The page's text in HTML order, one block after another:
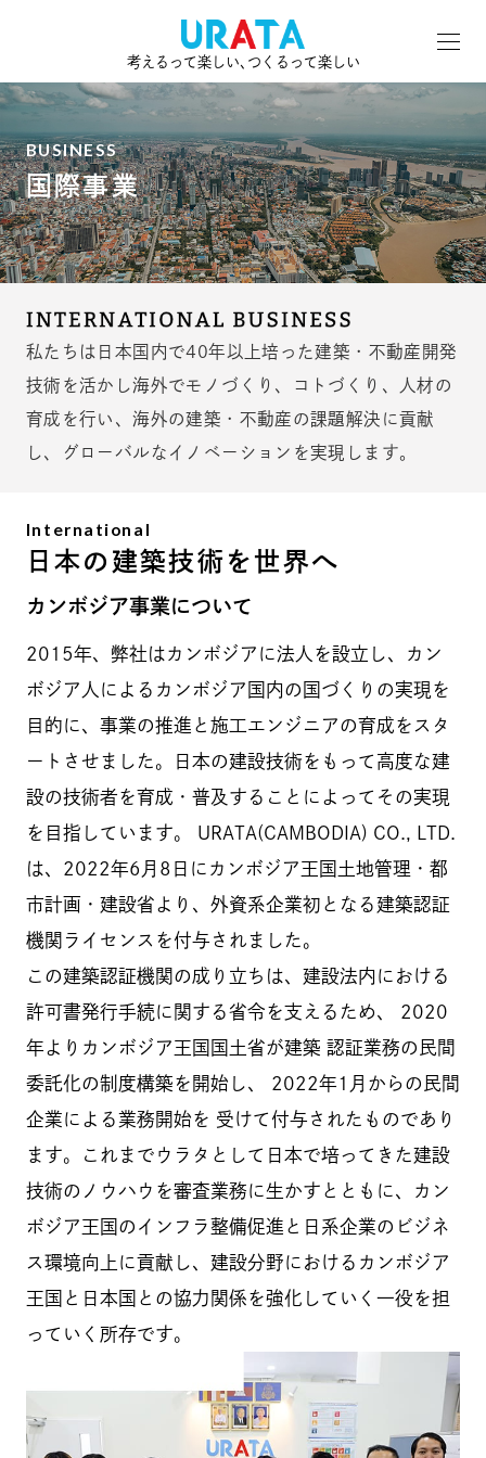
考えるって楽しい､つくるって楽しい
BUSINESS
国際事業
私たちは日本国内で40年以上培った建築・不動産開発
技術を活かし海外でモノづくり、コトづくり、人材の
育成を行い、海外の建築・不動産の課題解決に貢献
し、グローバルなイノベーションを実現します。
International
日本の建築技術を世界へ
カンボジア事業について
2015年、弊社はカンボジアに法人を設立し、カン
ボジア人によるカンボジア国内の国づくりの実現を
目的に、事業の推進と施工エンジニアの育成をスタ
ートさせました。日本の建設技術をもって高度な建
設の技術者を育成・普及することによってその実現
を目指しています。 URATA(CAMBODIA) CO., LTD.
は、2022年6月8日にカンボジア王国土地管理・都
市計画・建設省より、外資系企業初となる建築認証
機関ライセンスを付与されました。
この建築認証機関の成り立ちは、建設法内における
許可書発行手続に関する省令を支えるため、 2020
年よりカンボジア王国国土省が建築 認証業務の⺠間
委託化の制度構築を開始し、 2022年1月からの⺠間
企業による業務開始を 受けて付与されたものであり
ます。これまでウラタとして日本で培ってきた建設
技術のノウハウを審査業務に生かすとともに、カン
ボジア王国のインフラ整備促進と日系企業のビジネ
ス環境向上に貢献し、建設分野におけるカンボジア
王国と日本国との協力関係を強化していく一役を担
っていく所存です。